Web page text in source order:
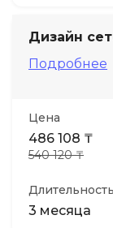
Дизайн
Подробнее
Цена
486 108 ₸
540 120 ₸
Длительность
3 месяца